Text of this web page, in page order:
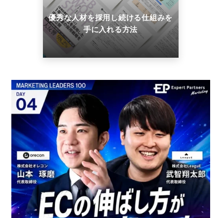
優秀な人材を採用し続ける仕組みを
手に入れる方法